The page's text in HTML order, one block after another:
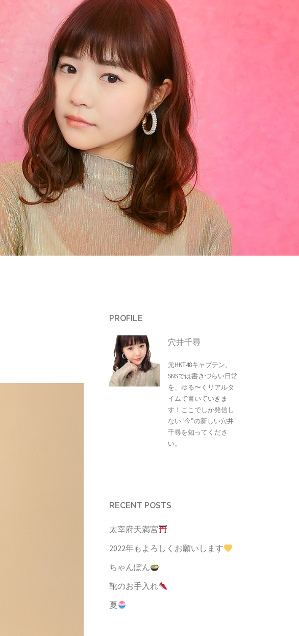
PROFILE
穴井千尋
元HKT48キャプテン。
SNSでは書きづらい日常
を、ゆる〜くリアルタ
イムで書いていきま
す！ここでしか発信し
ない“今”の新しい穴井
千尋を知ってくださ
い。
RECENT POSTS
太宰府天満宮
2022年もよろしくお願いします
ちゃんぽん
靴のお手入れ
夏